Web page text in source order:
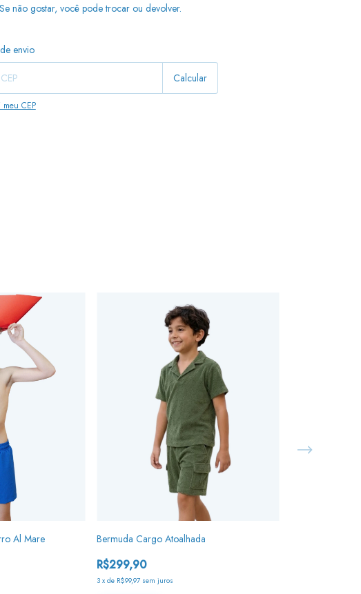
Se não gostar, você pode trocar ou devolver.
para o CEP:
envio
Calcular
meu CEP
Al Mare Bermuda Cargo Atoalhada
R$299,90
3 x de R$99,97 sem juros